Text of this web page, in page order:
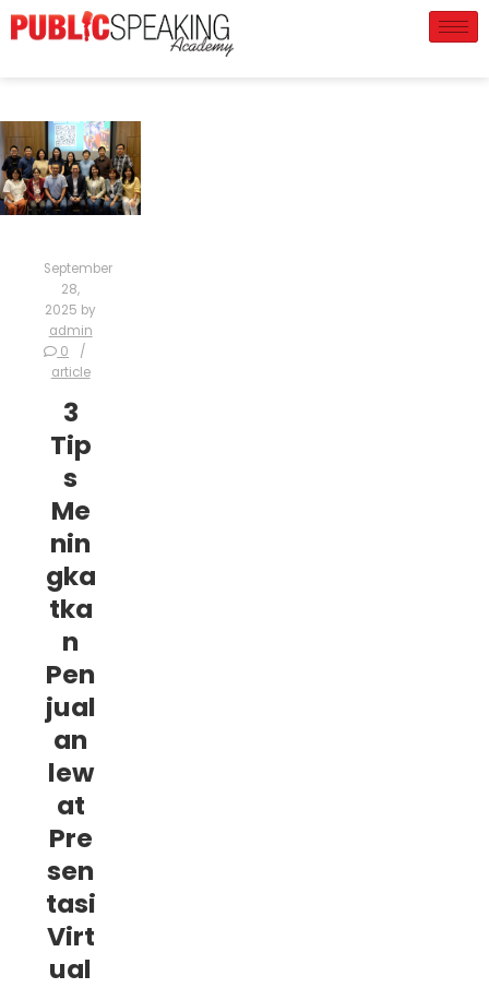
September
28,
2025 by
admin
0
article
3
Tip
s
Me
nin
gka
tka
n
Pen
jual
an
lew
at
Pre
sen
tasi
Virt
ual